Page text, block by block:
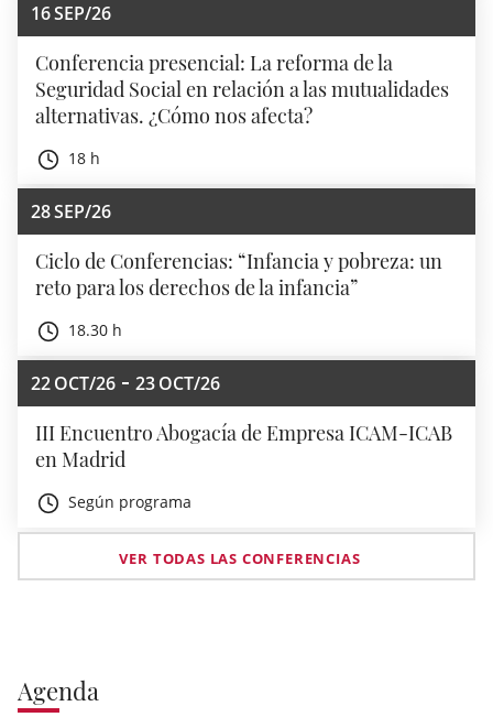
16SEP/26
Conferencia presencial: La reforma de la
Seguridad Social en relación a las mutualidades
alternativas. ¿Cómo nos afecta?
18 h
28SEP/26
Ciclo de Conferencias: “Infancia y pobreza: un
reto para los derechos de la infancia”
18.30 h
22OCT/26 23OCT/26
III Encuentro Abogacía de Empresa ICAM-ICAB
en Madrid
Según programa
VER TODAS LAS CONFERENCIAS
Agenda